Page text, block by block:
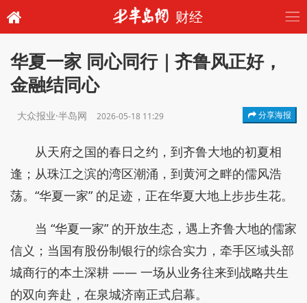
财经
华夏一家 同心同行｜齐鲁风正好，
金融结同心
大众报业·半岛网 2026-05-18 11:29 分享海报
从天府之国的春日之约，到齐鲁大地的初夏相
逢；从珠江之滨的湾区潮涌，到黄河之畔的儒风浩
荡。“华夏一家” 的足迹，正在华夏大地上步步生花。
当 “华夏一家” 的开放生态，遇上齐鲁大地的儒家
信义；当国有股份制银行的综合实力，牵手区域头部
城商行的本土深耕 —— 一场从业务往来到战略共生
的双向奔赴，在泉城济南正式启幕。